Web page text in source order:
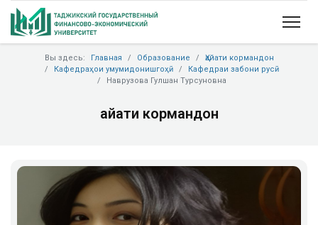
Вы здесь: Главная Образование
Ҳайати кормандон
Кафедраҳои умумидонишгоҳӣ
Кафедраи забони русӣ
Наврузова Гулшан Турсуновна
Ҳайати кормандон